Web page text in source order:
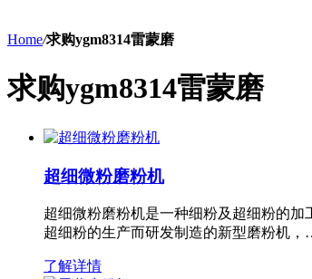
Home/求购ygm8314雷蒙磨
求购ygm8314雷蒙磨
超细微粉磨粉机
超细微粉磨粉机是一种细粉及超细粉的
超细粉的生产而研发制造的新型磨粉机
了解详情